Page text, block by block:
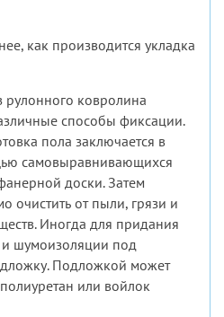
как производится укладка
ковролина
способы фиксации.
пола заключается в
самовыравнивающихся
доски. Затем
очистить от пыли, грязи и
Иногда для придания
и шумоизоляции под
Подложкой может
или войлок